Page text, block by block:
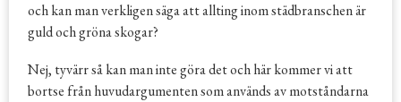
och kan man verkligen säga att allting inom städbranschen är
guld och gröna skogar?
Nej, tyvärr så kan man inte göra det och här kommer vi att
bortse från huvudargumenten som används av motståndarna